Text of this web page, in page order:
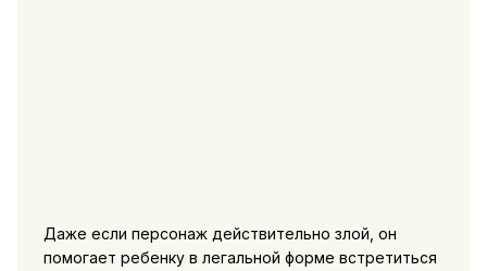
Даже если персонаж действительно злой, он
помогает ребенку в легальной форме встретиться